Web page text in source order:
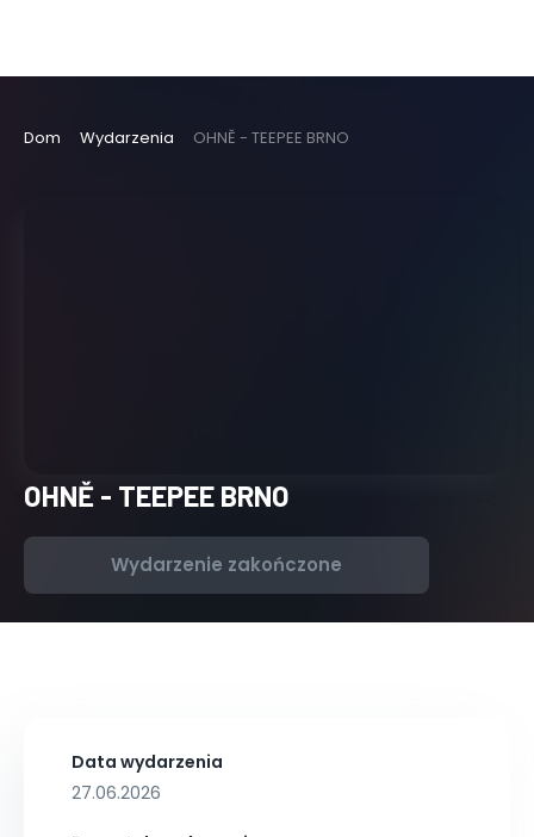
Dom Wydarzenia OHNĚ - TEEPEE BRNO
OHNĚ - TEEPEE BRNO
Wydarzenie zakończone
Data wydarzenia
27.06.2026